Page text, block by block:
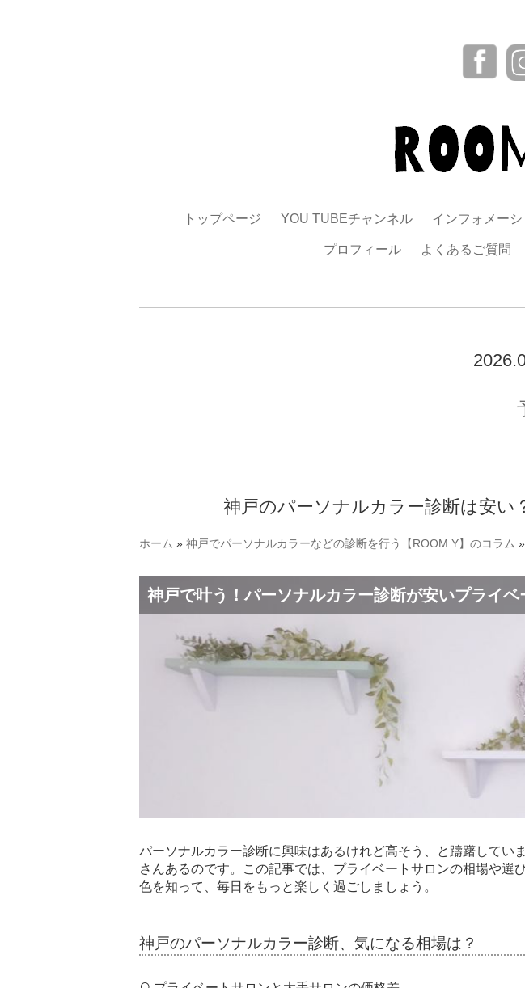
トップページ YOU TUBEチャンネル インフォメーシ
プロフィール よくあるご質問
神戸のパーソナルカラー診断は安い
ホーム » 神戸でパーソナルカラーなどの診断を行う【ROOM Y】のコラム »
神戸で叶う！パーソナルカラー診断が安いプライ
パーソナルカラー診断に興味はあるけれど高そう、と躊躇してい
さんあるのです。この記事では、プライベートサロンの相場や
色を知って、毎日をもっと楽しく過ごしましょう。
神戸のパーソナルカラー診断、気になる相場は？